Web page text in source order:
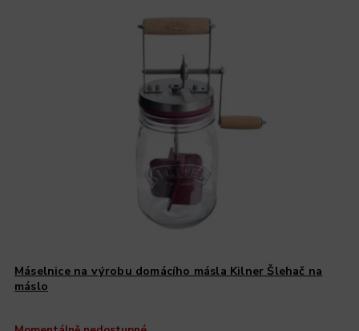
Máselnice na výrobu domácího másla Kilner Šlehač na
máslo